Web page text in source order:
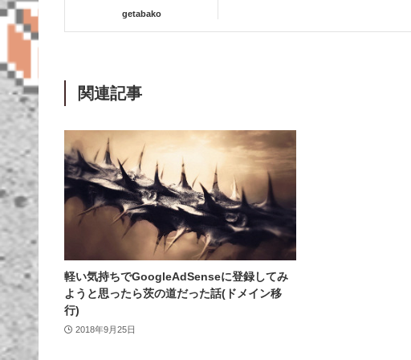
getabako
関連記事
軽い気持ちでGoogleAdSenseに登録してみ
ようと思ったら茨の道だった話(ドメイン移
行)
2018年9月25日